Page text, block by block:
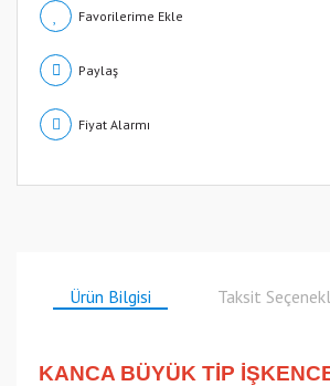
Paylaş
Fiyat Alarmı
Ürün Bilgisi Taksit
KANCA BÜYÜK TİP